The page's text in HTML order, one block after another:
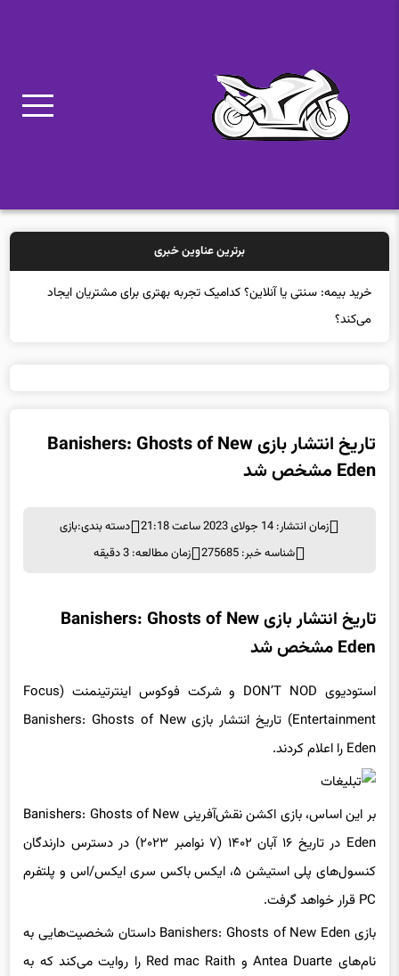
برترین عناوین خبری
خرید بیمه: سنتی یا آنلاین؟ کدامیک تجربه بهتری برای مشتریان ایجاد
می‌کند؟
تاریخ انتشار بازی Banishers: Ghosts of New
Eden مشخص شد
زمان انتشار: 14 جولای 2023 ساعت 21:18 دسته بندی:بازی
شناسه خبر: 275685
زمان مطالعه: 3 دقیقه
تاریخ انتشار بازی Banishers: Ghosts of New
Eden مشخص شد
استودیوی DON’T NOD و شرکت فوکوس اینترتینمنت (Focus
Entertainment) تاریخ انتشار بازی Banishers: Ghosts of New
Eden را اعلام کردند.
بر این اساس، بازی اکشن نقش‌آفرینی Banishers: Ghosts of New
Eden در تاریخ ۱۶ آبان ۱۴۰۲ (۷ نوامبر ۲۰۲۳) در دسترس دارندگان
کنسول‌های پلی استیشن ۵، ایکس باکس سری ایکس/اس و پلتفرم
PC قرار خواهد گرفت.
بازی Banishers: Ghosts of New Eden داستان شخصیت‌هایی به
نام‌های Antea Duarte و Red mac Raith را روایت می‌کند که به